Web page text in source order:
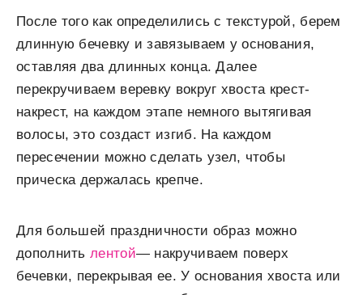
После того как определились с текстурой, берем
длинную бечевку и завязываем у основания,
оставляя два длинных конца. Далее
перекручиваем веревку вокруг хвоста крест-
накрест, на каждом этапе немного вытягивая
волосы, это создаст изгиб. На каждом
пересечении можно сделать узел, чтобы
прическа держалась крепче.
Для большей праздничности образ можно
дополнить лентой— накручиваем поверх
бечевки, перекрывая ее. У основания хвоста или